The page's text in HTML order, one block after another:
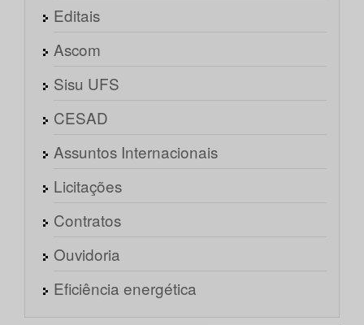
Editais
Ascom
Sisu UFS
CESAD
Assuntos Internacionais
Licitações
Contratos
Ouvidoria
Eficiência energética